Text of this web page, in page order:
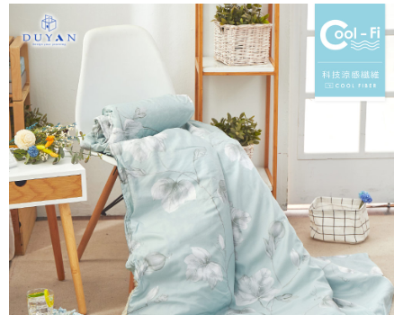
成交易。
3.實際核准額度、可分期數及費用金額請依後續交易確認頁面所載為準。
4.訂單成立30分鐘內，如未前往確認交易或遇審核未通過，訂單將自動取
消。如遇「轉專審核」未通過狀況，表示未達大哥付你分期系統評分，恕無
法說明評估內容。
【繳款方式說明】
1.分期款項不併入電信帳單，「大哥付你分期」於每月結算日後寄送繳費提
醒簡訊。
2.透過簡訊連結打開帳單後，可選擇「超商條碼／台灣大直營門市／銀行轉
帳／街口支付／iPASS MONEY」等通路繳費。
【注意事項】
1.本服務係由「台灣大哥大股份有限公司」（以下簡稱本公司）所提供，讓
用戶於交易時，得透過本服務購買商品或服務，並由商店將買賣／分期付款
買賣價金債權讓與本公司後，依約使用本公司帳單繳交帳款。
2.基於同意付款使用「大哥付你分期」之契約關係目的，商店將以您的個人
資料（包含姓名、電話或地址）提供予台灣大哥大進項蒐集、處理及利用，
由本公司與您本人進行分期帳單所需資料之確認、核對及更正。
3.完整用戶服務條款，請詳閱以下連結：https://oppay.tw/userRule
【關於「AFTEE先享後付」】
AFTEE先享後付是「在收到商品之後才付款」的支付方式。 讓您購物簡單
便利好安心！
１．簡單：不需註冊會員、不需綁卡、不需儲值。
２．便利：只要手機號碼，簡訊認證，即可結帳。
３．安心：先確認商品／服務後，再付款。
【「AFTEE先享後付」結帳流程】
１．於結帳方式選擇「AFTEE先享後付」後，將跳轉至「AFTEE先享後付」
結帳頁面，進行簡訊認證並確認金額後，即可完成結帳。
２．訂單成立數日內，您將收到繳費通知簡訊。
３．收到繳費通知簡訊後14天內，點擊此簡訊中的連結，可透過四大超商／
ATM／網路銀行／等多元方式進行付款，方視為交易完成。
※ 請注意：結帳手續完成當下不需立刻繳費，但若您需要取消訂單，請聯絡
購買商品的店家。未經商家同意取消之訂單仍視為有效，需透過AFTEE先享
後付繳納相關費用。
※ 交易是否成功請以「AFTEE先享後付 」之結帳頁面顯示為準，若有關於
是否繳費成功／繳費後需取消欲退款等相關疑問，請聯繫「AFTEE先享後付
客戶支援中心」
https://netprotections.freshdesk.com/support/home
Hami Point
相關說明
「Hami Point」為中華電信所提供之點數服務，可於會員專區綁定中華電信
會員帳號後，即可在購物車使用 Hami Point 折抵消費金額 (1點等於1元)。
ATM付款
運送方式
全家取貨付款
每筆NT$60，滿NT$699(含以上)免運費
付款後全家取貨
每筆NT$60，滿NT$699(含以上)免運費
7-11取貨付款
每筆NT$60，滿NT$999(含以上)免運費